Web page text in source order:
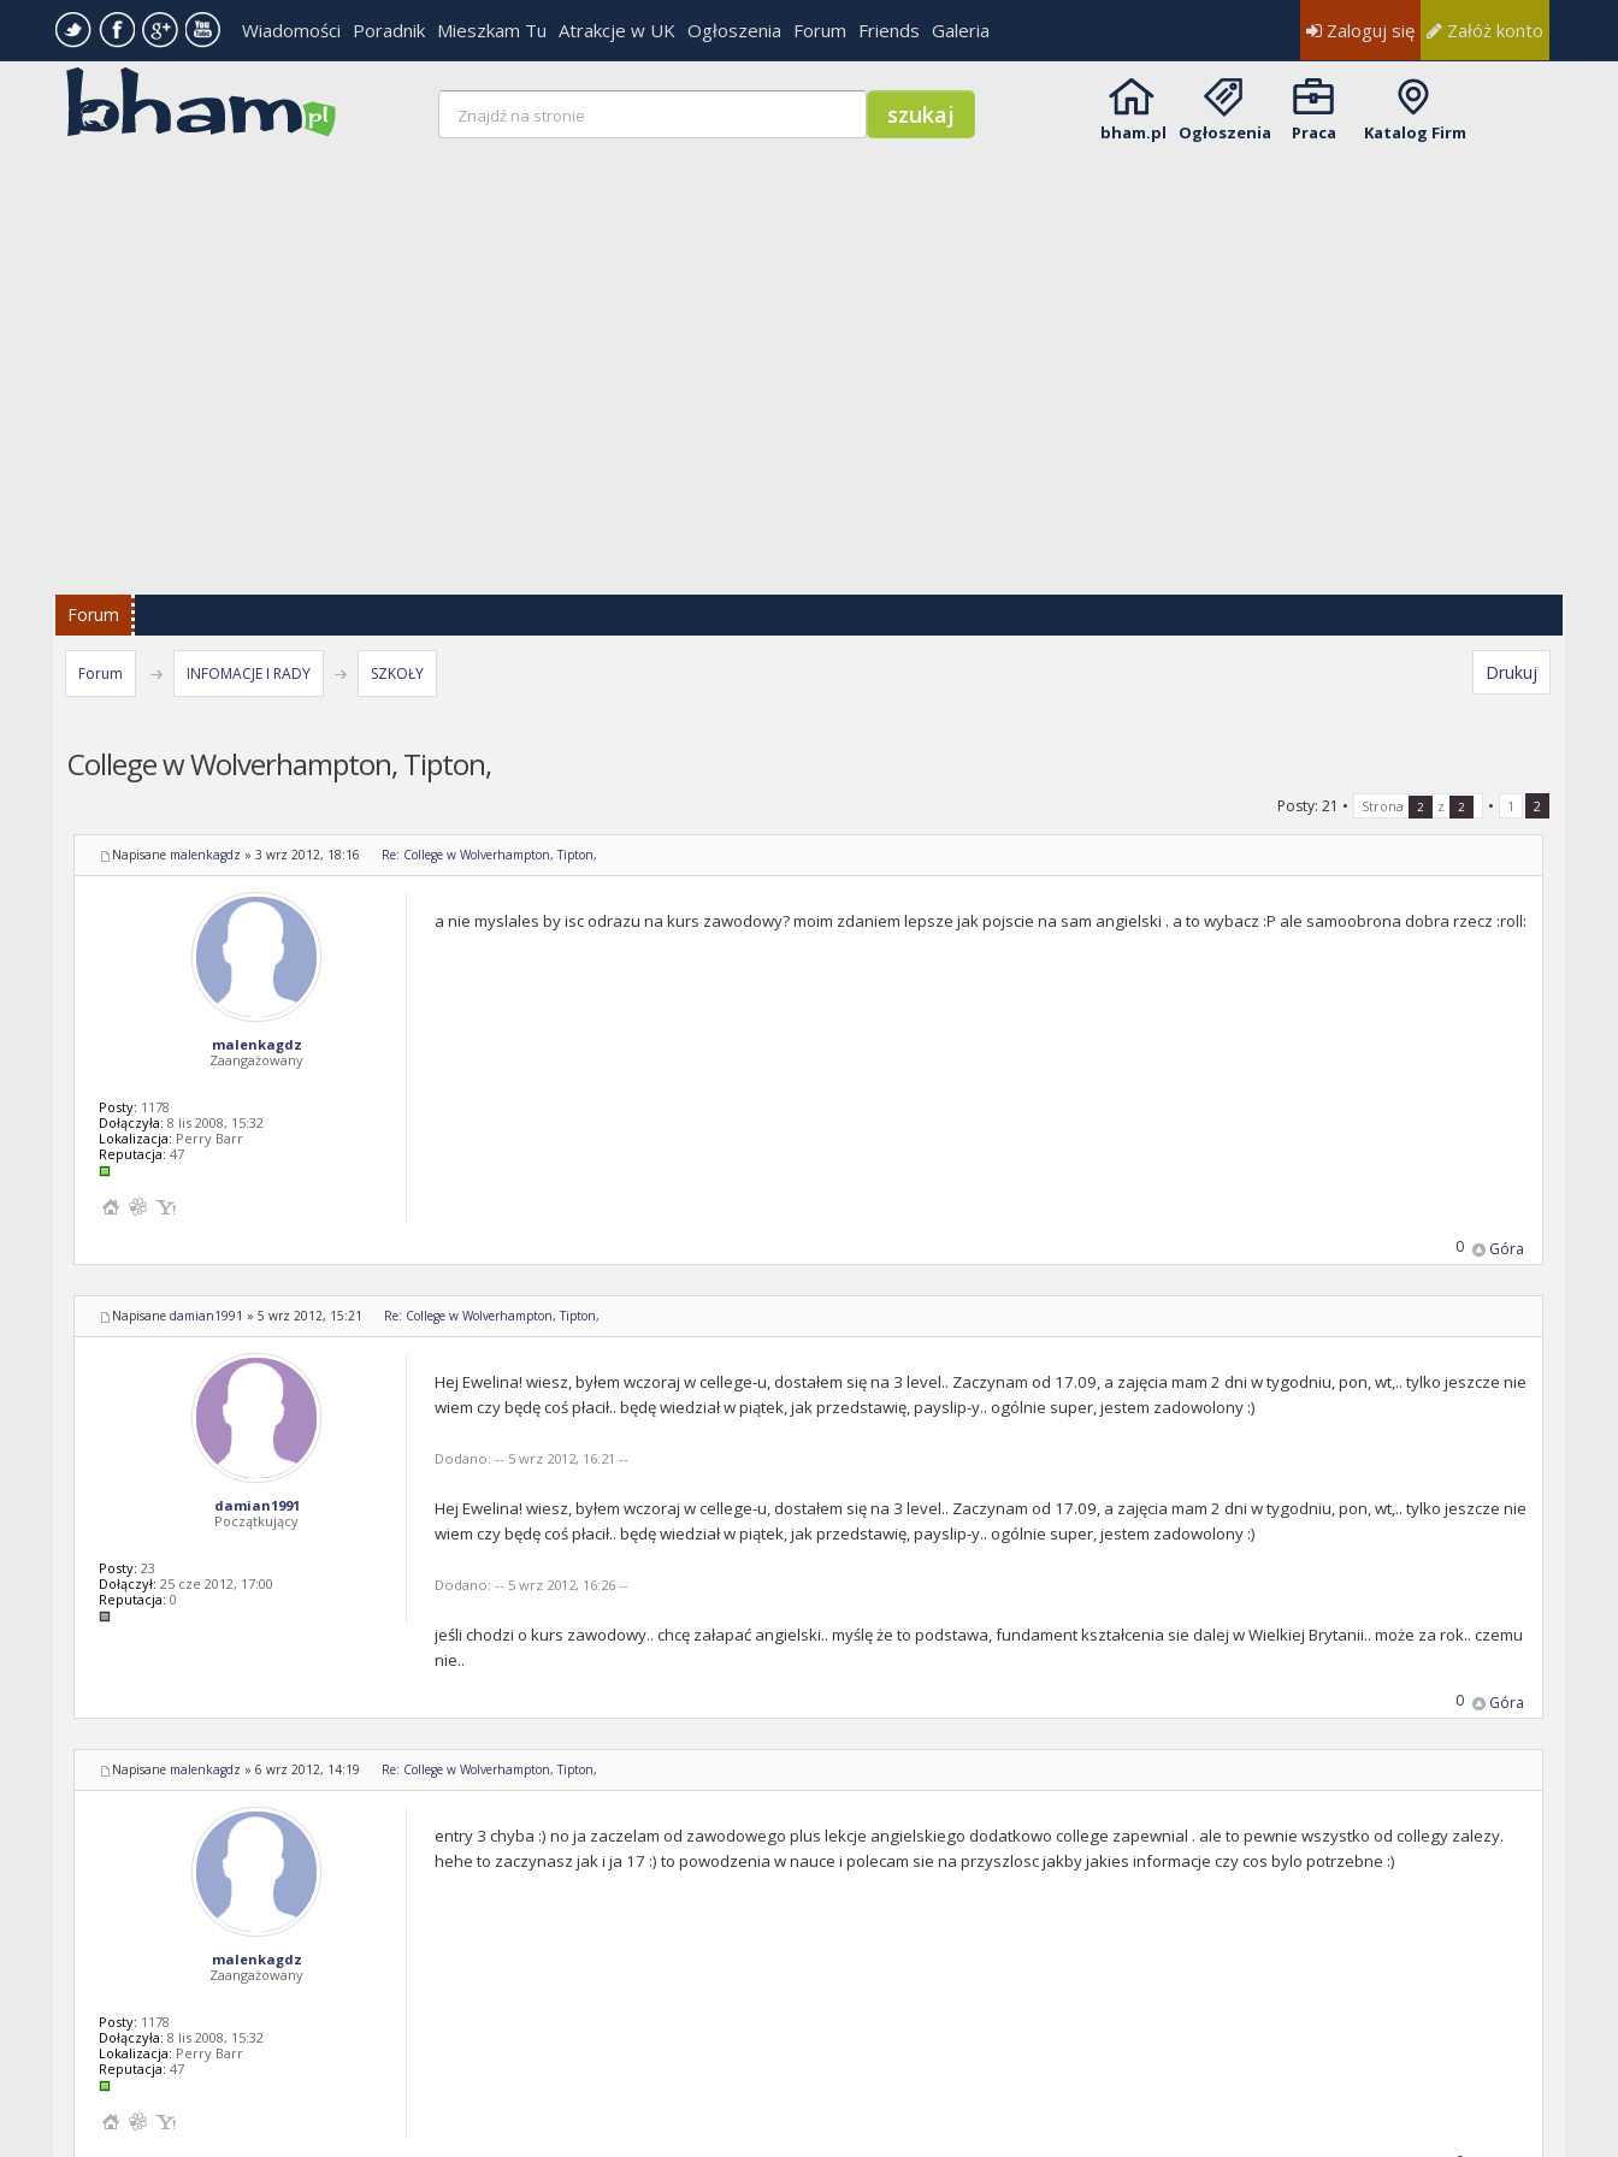
Wiadomości Poradnik Mieszkam Tu Atrakcje w UK Ogłoszenia Forum Friends Galeria Zaloguj się Załóż konto
bham.pl Ogłoszenia Praca Katalog Firm
Forum
Forum INFOMACJE I RADY SZKOŁY Drukuj
College w Wolverhampton, Tipton,
Posty: 21 • Strona 2 z 2 • 1 2
Napisane malenkagdz » 3 wrz 2012, 18:16 Re: College w Wolverhampton, Tipton,
a nie myslales by isc odrazu na kurs zawodowy? moim zdaniem lepsze jak pojscie na sam angielski . a to wybacz :P ale samoobrona dobra rzecz :roll:
malenkagdz
Zaangażowany
Posty: 1178
Dołączyła: 8 lis 2008, 15:32
Lokalizacja: Perry Barr
Reputacja: 47
Góra
0
Napisane damian1991 » 5 wrz 2012, 15:21 Re: College w Wolverhampton, Tipton,
Hej Ewelina! wiesz, byłem wczoraj w cellege-u, dostałem się na 3 level.. Zaczynam od 17.09, a zajęcia mam 2 dni w tygodniu, pon, wt,.. tylko jeszcze nie
wiem czy będę coś płacił.. będę wiedział w piątek, jak przedstawię, payslip-y.. ogólnie super, jestem zadowolony :)
Dodano: -- 5 wrz 2012, 16:21 --
Hej Ewelina! wiesz, byłem wczoraj w cellege-u, dostałem się na 3 level.. Zaczynam od 17.09, a zajęcia mam 2 dni w tygodniu, pon, wt,.. tylko jeszcze nie
wiem czy będę coś płacił.. będę wiedział w piątek, jak przedstawię, payslip-y.. ogólnie super, jestem zadowolony :)
Dodano: -- 5 wrz 2012, 16:26 --
jeśli chodzi o kurs zawodowy.. chcę załapać angielski.. myślę że to podstawa, fundament kształcenia sie dalej w Wielkiej Brytanii.. może za rok.. czemu
nie..
damian1991
Początkujący
Posty: 23
Dołączył: 25 cze 2012, 17:00
Reputacja: 0
Góra
0
Napisane malenkagdz » 6 wrz 2012, 14:19 Re: College w Wolverhampton, Tipton,
entry 3 chyba :) no ja zaczelam od zawodowego plus lekcje angielskiego dodatkowo college zapewnial . ale to pewnie wszystko od collegy zalezy.
hehe to zaczynasz jak i ja 17 :) to powodzenia w nauce i polecam sie na przyszlosc jakby jakies informacje czy cos bylo potrzebne :)
malenkagdz
Zaangażowany
Posty: 1178
Dołączyła: 8 lis 2008, 15:32
Lokalizacja: Perry Barr
Reputacja: 47